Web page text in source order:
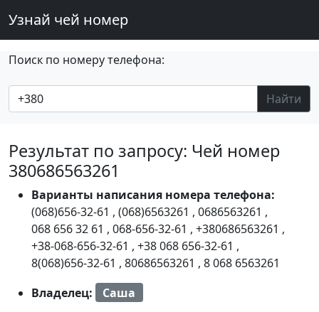
Узнай чей номер
Поиск по номеру телефона:
Найти
Результат по запросу: Чей номер
380686563261
Варианты написания номера телефона:
(068)656-32-61 , (068)6563261 , 0686563261 ,
068 656 32 61 , 068-656-32-61 , +380686563261 ,
+38-068-656-32-61 , +38 068 656-32-61 ,
8(068)656-32-61 , 80686563261 , 8 068 6563261
Владелец:
Саша